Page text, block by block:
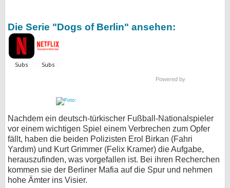
Die Serie "Dogs of Berlin" ansehen:
Powered by
Nachdem ein deutsch-türkischer Fußball-Nationalspieler
vor einem wichtigen Spiel einem Verbrechen zum Opfer
fällt, haben die beiden Polizisten Erol Birkan (Fahri
Yardım) und Kurt Grimmer (Felix Kramer) die Aufgabe,
herauszufinden, was vorgefallen ist. Bei ihren Recherchen
kommen sie der Berliner Mafia auf die Spur und nehmen
hohe Ämter ins Visier.
Desktop-Ansicht